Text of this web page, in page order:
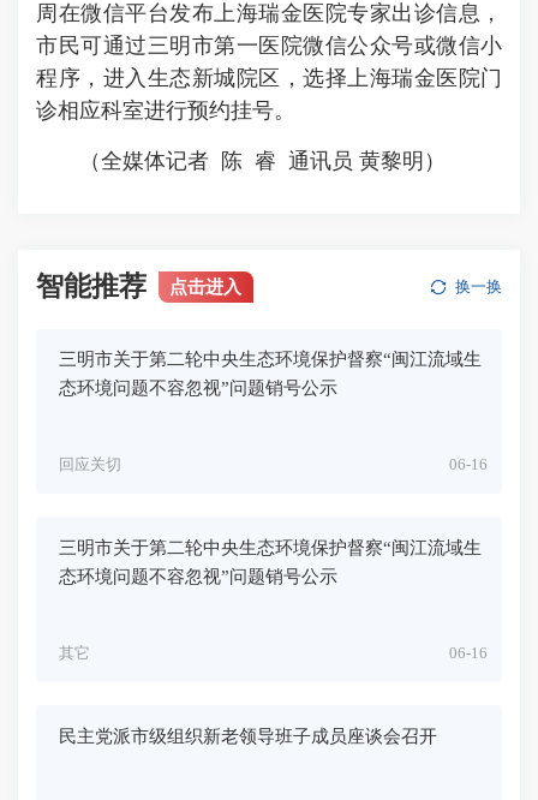
周在微信平台发布上海瑞金医院专家出诊信息，
市民可通过三明市第一医院微信公众号或微信小
程序，进入生态新城院区，选择上海瑞金医院门
诊相应科室进行预约挂号。
（全媒体记者 陈 睿 通讯员 黄黎明）
智能推荐 点击进入 换一换
三明市关于第二轮中央生态环境保护督察“闽江流域生
态环境问题不容忽视”问题销号公示
06-16
回应关切
三明市关于第二轮中央生态环境保护督察“闽江流域生
态环境问题不容忽视”问题销号公示
06-16
其它
民主党派市级组织新老领导班子成员座谈会召开